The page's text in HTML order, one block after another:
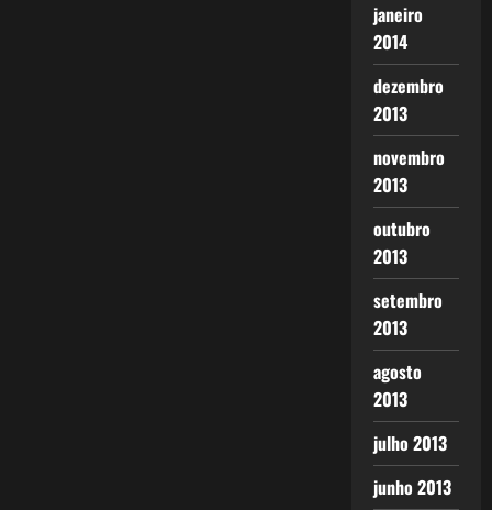
janeiro
2014
dezembro
2013
novembro
2013
outubro
2013
setembro
2013
agosto
2013
julho 2013
junho 2013